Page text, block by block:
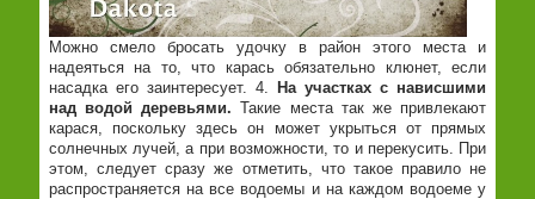
Можно смело бросать удочку в район этого места и
надеяться на то, что карась обязательно клюнет, если
насадка его заинтересует. 4.
На участках с нависшими
над водой деревьями. Такие места так же привлекают
карася, поскольку здесь он может укрыться от прямых
солнечных лучей, а при возможности, то и перекусить. При
этом, следует сразу же отметить, что такое правило не
распространяется на все водоемы и на каждом водоеме у